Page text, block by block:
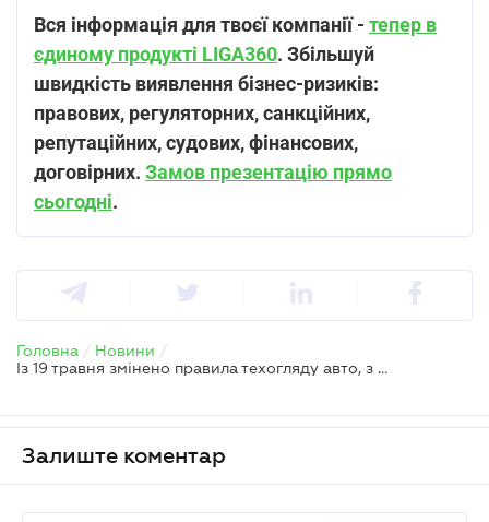
Вся інформація для твоєї компанії - тепер в
єдиному продукті LIGA360. Збільшуй
швидкість виявлення бізнес-ризиків:
правових, регуляторних, санкційних,
репутаційних, судових, фінансових,
договірних. Замов презентацію прямо
сьогодні.
Головна / Новини /
Із 19 травня змінено правила техогляду авто, з 1 червня він подорожчає
Залиште коментар